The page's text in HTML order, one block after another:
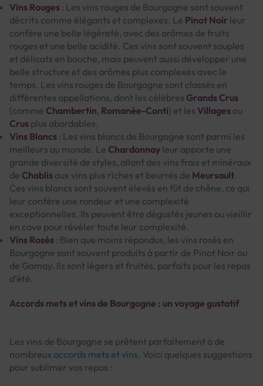
Vins Rouges : Les vins rouges de Bourgogne sont souvent
décrits comme élégants et complexes. Le Pinot Noir leur
confère une belle légèreté, avec des arômes de fruits
rouges et une belle acidité. Ces vins sont souvent souples
et délicats en bouche, mais peuvent aussi développer une
belle structure et des arômes plus complexes avec le
temps. Les vins rouges de Bourgogne sont classés en
différentes appellations, dont les célèbres Grands Crus
(comme Chambertin, Romanée-Conti) et les Villages ou
Crus plus abordables.
Vins Blancs : Les vins blancs de Bourgogne sont parmi les
meilleurs au monde. Le Chardonnay leur apporte une
grande diversité de styles, allant des vins frais et minéraux
de Chablis aux vins plus riches et beurrés de Meursault.
Ces vins blancs sont souvent élevés en fût de chêne, ce qui
leur confère une rondeur et une complexité
exceptionnelles. Ils peuvent être dégustés jeunes ou vieillir
en cave pour révéler toute leur complexité.
Vins Rosés : Bien que moins répandus, les vins rosés en
Bourgogne sont souvent produits à partir de Pinot Noir ou
de Gamay. Ils sont légers et fruités, parfaits pour les repas
d'été.
Accords mets et vins de Bourgogne : un voyage gustatif
Les vins de Bourgogne se prêtent parfaitement à de
nombreux accords mets et vins. Voici quelques suggestions
pour sublimer vos repas :